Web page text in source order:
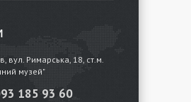
вул. Римарська, 18, ст.м.
музей"
185 93 60